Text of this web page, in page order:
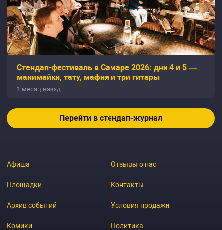
Стендап-фестиваль в Самаре 2026: дни 4 и 5 —
манимайки, тату, мафия и три гитары
1 месяц назад
Перейти в стендап-журнал
Афиша
Площадки
Архив событий
Комики
Отзывы о нас
Контакты
Условия продажи
Политика